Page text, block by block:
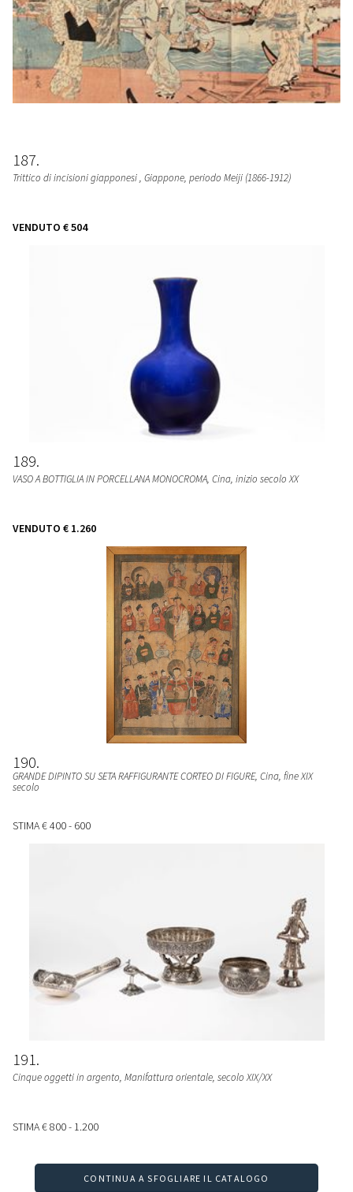
187
Trittico di incisioni giapponesi, Giappone, periodo Meiji (1866-1912)
VENDUTO € 504
189
VASO A BOTTIGLIA IN PORCELLANA MONOCROMA, Cina, inizio secolo XX
VENDUTO € 1.260
190
GRANDE DIPINTO SU SETA RAFFIGURANTE CORTEO DI FIGURE, Cina, fine XIX
secolo
STIMA€ 400 - 600
191
Cinque oggetti in argento, Manifattura orientale, secolo XIX/XX
STIMA€ 800 - 1.200
CONTINUA A SFOGLIARE IL CATALOGO